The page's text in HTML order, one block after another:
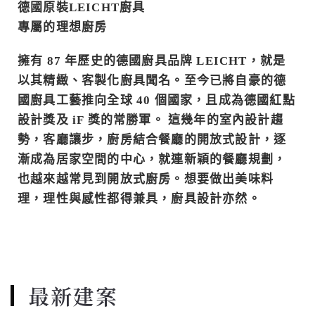
德國原裝LEICHT廚具
專屬的理想廚房
擁有 87 年歷史的德國廚具品牌 LEICHT，就是
以其精緻、客製化廚具聞名。至今已將自豪的德
國廚具工藝推向全球 40 個國家，且成為德國紅點
設計獎及 iF 獎的常勝軍。 這幾年的室內設計趨
勢，客廳讓步，廚房結合餐廳的開放式設計，逐
漸成為居家空間的中心，就連新穎的餐廳規劃，
也越來越常見到開放式廚房。想要做出美味料
理，理性與感性都得兼具，廚具設計亦然。
最新建案